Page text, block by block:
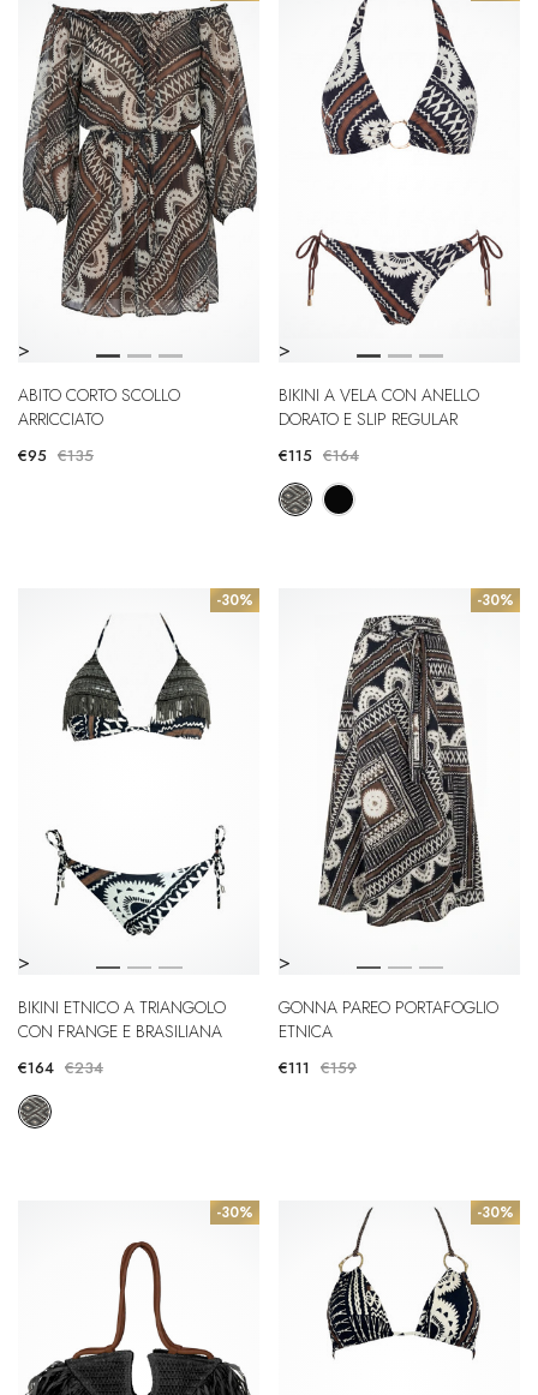
>
ABITO CORTO SCOLLO
ARRICCIATO
€95 €135
>
BIKINI A VELA CON ANELLO
DORATO E SLIP REGULAR
€115 €164
-30%
>
BIKINI ETNICO A TRIANGOLO
CON FRANGE E BRASILIANA
€164 €234
-30%
>
GONNA PAREO PORTAFOGLIO
ETNICA
€111 €159
-30% -30%